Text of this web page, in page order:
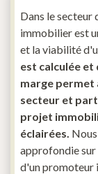
Dans le
immobilier est
et la viabilité
est calculée
marge permet
secteur et
projet
éclairées.
approfondie
d'un promoteur